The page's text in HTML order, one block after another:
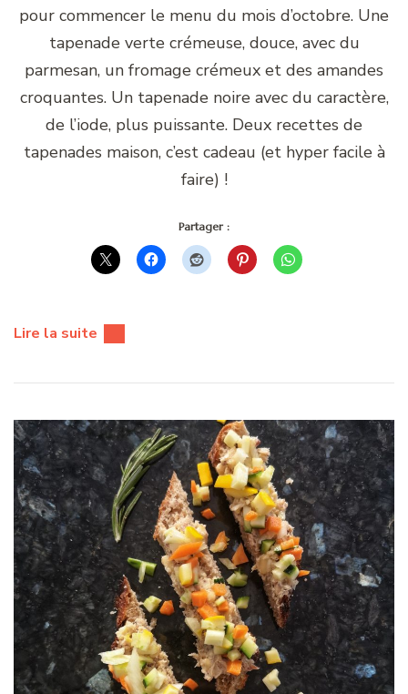
pour commencer le menu du mois d’octobre. Une
tapenade verte crémeuse, douce, avec du
parmesan, un fromage crémeux et des amandes
croquantes. Un tapenade noire avec du caractère,
de l’iode, plus puissante. Deux recettes de
tapenades maison, c’est cadeau (et hyper facile à
faire) !
Partager :
Lire la suite